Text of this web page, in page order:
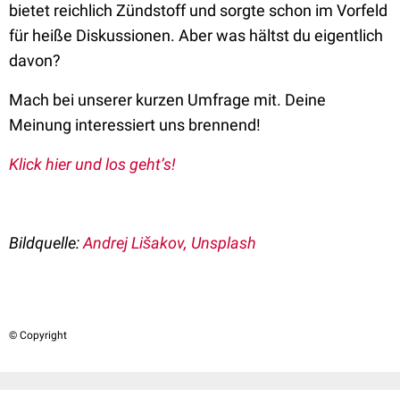
bietet reichlich Zündstoff und sorgte schon im Vorfeld
für heiße Diskussionen. Aber was hältst du eigentlich
davon?
Mach bei unserer kurzen Umfrage mit. Deine
Meinung interessiert uns brennend!
Klick hier und los geht’s!
Bildquelle:Andrej Lišakov, Unsplash
© Copyright